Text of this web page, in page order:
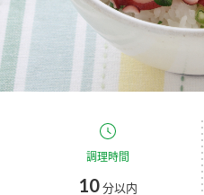
みりん風・料理酒
つゆ
スープ
商品ブランドサイト
Fibee（ファイビー）
くらしプラ酢
カンタン酢
お酢ドリンク
企業情報
国内事業概要
企業理念
ミツカンを知る
調理時間
10分以内